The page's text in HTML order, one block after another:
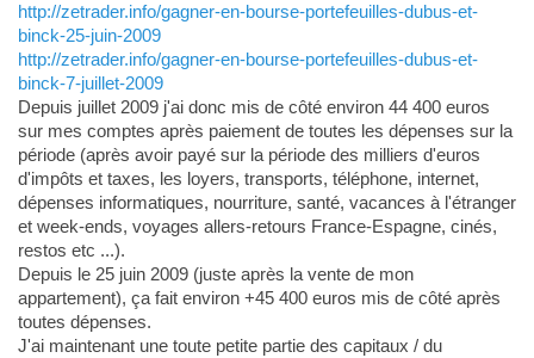
http://zetrader.info/gagner-en-bourse-portefeuilles-dubus-et-
binck-25-juin-2009
http://zetrader.info/gagner-en-bourse-portefeuilles-dubus-et-
binck-7-juillet-2009
Depuis juillet 2009 j'ai donc mis de côté environ 44 400 euros
sur mes comptes après paiement de toutes les dépenses sur la
période (après avoir payé sur la période des milliers d'euros
d'impôts et taxes, les loyers, transports, téléphone, internet,
dépenses informatiques, nourriture, santé, vacances à l'étranger
et week-ends, voyages allers-retours France-Espagne, cinés,
restos etc ...).
Depuis le 25 juin 2009 (juste après la vente de mon
appartement), ça fait environ +45 400 euros mis de côté après
toutes dépenses.
J'ai maintenant une toute petite partie des capitaux / du